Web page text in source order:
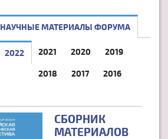
НАУЧНЫЕ МАТЕРИАЛЫ ФОРУМА
2022 (АКТИВНАЯ ВКЛАДКА)
2021 2020 2019
2018 2017 2016
СБОРНИК
МАТЕРИАЛОВ